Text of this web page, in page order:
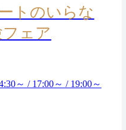
トのいらな
ェア
～ / 17:00～ / 19:00～